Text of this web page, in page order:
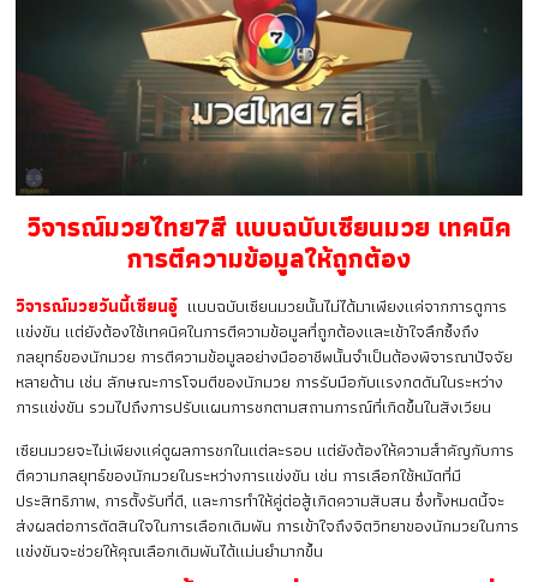
วิจารณ์มวยไทย7สี แบบฉบับเซียนมวย เทคนิค
การตีความข้อมูลให้ถูกต้อง
วิจารณ์มวยวันนี้เซียนอู๋ แบบฉบับเซียนมวยนั้นไม่ได้มาเพียงแค่จากการดูการ
แข่งขัน แต่ยังต้องใช้เทคนิคในการตีความข้อมูลที่ถูกต้องและเข้าใจลึกซึ้งถึง
กลยุทธ์ของนักมวย การตีความข้อมูลอย่างมืออาชีพนั้นจำเป็นต้องพิจารณาปัจจัย
หลายด้าน เช่น ลักษณะการโจมตีของนักมวย การรับมือกับแรงกดดันในระหว่าง
การแข่งขัน รวมไปถึงการปรับแผนการชกตามสถานการณ์ที่เกิดขึ้นในสังเวียน
เซียนมวยจะไม่เพียงแค่ดูผลการชกในแต่ละรอบ แต่ยังต้องให้ความสำคัญกับการ
ตีความกลยุทธ์ของนักมวยในระหว่างการแข่งขัน เช่น การเลือกใช้หมัดที่มี
ประสิทธิภาพ, การตั้งรับที่ดี, และการทำให้คู่ต่อสู้เกิดความสับสน ซึ่งทั้งหมดนี้จะ
ส่งผลต่อการตัดสินใจในการเลือกเดิมพัน การเข้าใจถึงจิตวิทยาของนักมวยในการ
แข่งขันจะช่วยให้คุณเลือกเดิมพันได้แม่นยำมากขึ้น